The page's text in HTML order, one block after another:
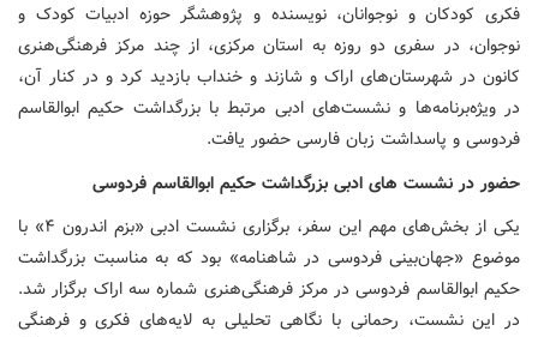
فکری کودکان و نوجوانان، نویسنده و پژوهشگر حوزه ادبیات کودک و
نوجوان، در سفری دو روزه به استان مرکزی، از چند مرکز فرهنگی‌هنری
کانون در شهرستان‌های اراک و شازند و خنداب بازدید کرد و در کنار آن،
در ویژه‌برنامه‌ها و نشست‌های ادبی مرتبط با بزرگداشت حکیم ابوالقاسم
فردوسی و پاسداشت زبان فارسی حضور یافت.
حضور در نشست های ادبی بزرگداشت حکیم ابوالقاسم فردوسی
یکی از بخش‌های مهم این سفر، برگزاری نشست ادبی «بزم اندرون ۴» با
موضوع «جهان‌بینی فردوسی در شاهنامه» بود که به مناسبت بزرگداشت
حکیم ابوالقاسم فردوسی در مرکز فرهنگی‌هنری شماره سه اراک برگزار شد.
در این نشست، رحمانی با نگاهی تحلیلی به لایه‌های فکری و فرهنگی